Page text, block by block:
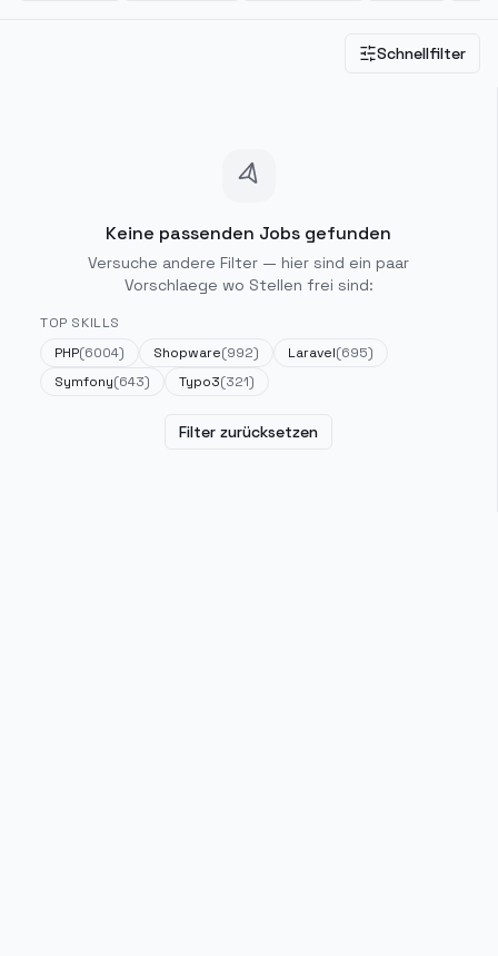
Schnellfilter
Keine passenden Jobs gefunden
Versuche andere Filter — hier sind ein paar
Vorschlaege wo Stellen frei sind:
TOP SKILLS
PHP(6004) Shopware(992) Laravel(695)
Symfony(643) Typo3(321)
Filter zurücksetzen